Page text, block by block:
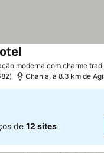
moderna com charme
Ver preços
Chania, a 8.3 km de
de 12 sites